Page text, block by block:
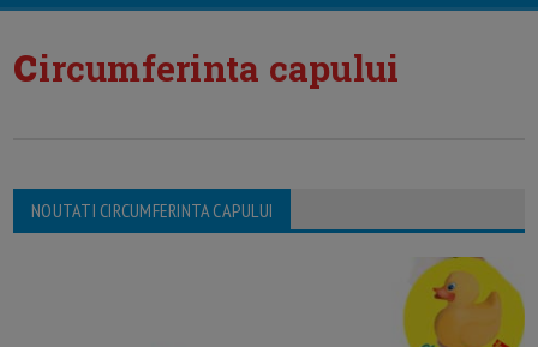
circumferinta capului
NOUTATI CIRCUMFERINTA CAPULUI